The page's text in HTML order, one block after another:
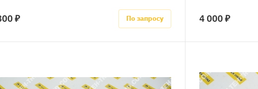
₽ По запросу 4 000 ₽